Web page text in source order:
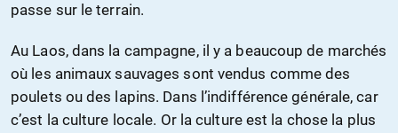
passe sur le terrain.
Au Laos, dans la campagne, il y a beaucoup de marchés
où les animaux sauvages sont vendus comme des
poulets ou des lapins. Dans l’indifférence générale, car
c’est la culture locale. Or la culture est la chose la plus